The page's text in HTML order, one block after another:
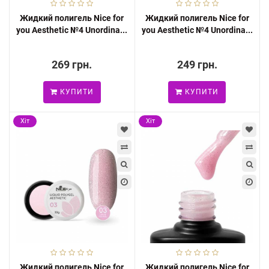
Жидкий полигель Nice for
you Aesthetic №4 Unordina...
269 грн.
КУПИТИ
Жидкий полигель Nice for
you Aesthetic №4 Unordina...
249 грн.
КУПИТИ
Хіт
Жидкий полигель Nice for
Хіт
Жидкий полигель Nice for